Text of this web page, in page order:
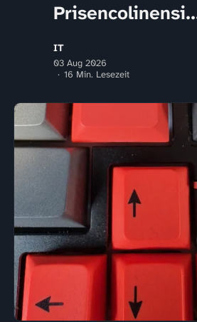
IT
03 Aug 2026
16 Min. Lesezeit